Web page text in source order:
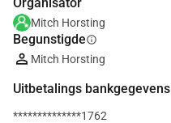
Mitch Horsting
Begunstigdeinfo
Mitch Horsting
Uitbetalings bankgegevens
**************1762